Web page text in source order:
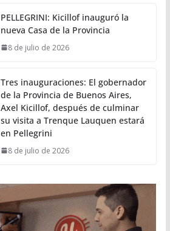
PELLEGRINI: Kicillof inauguró la
nueva Casa de la Provincia
8 de julio de 2026
Tres inauguraciones: El gobernador
de la Provincia de Buenos Aires,
Axel Kicillof, después de culminar
su visita a Trenque Lauquen estará
en Pellegrini
8 de julio de 2026